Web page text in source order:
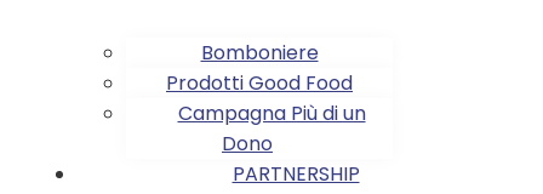
Bomboniere
Prodotti Good Food
Campagna Più di un
Dono
PARTNERSHIP